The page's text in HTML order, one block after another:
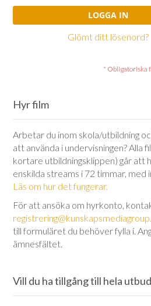
LOGGA IN
Glömt ditt lösenord?
Hyr film
Arbetar du inom skola/utbildning
att använda i undervisningen? Alla
kortare utbildningsklippen) går att
enskilda streams i 72 timmar,
Läs om hur det fungerar.
För att ansöka om hyrkonto,
till formuläret du behöver fylla i.
ämnesfältet.
Vill du ha tillgång till hela